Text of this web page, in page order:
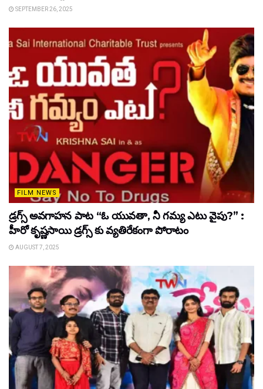
SEPTEMBER 26, 2025
FILM NEWS
డ్రగ్స్ అవగాహన పాట “ఓ యువతా, నీ గమ్య ఎటు వైపు?” :
హీరో కృష్ణసాయి డ్రగ్స్ కు వ్యతిరేకంగా పోరాటం
AUGUST 7, 2025